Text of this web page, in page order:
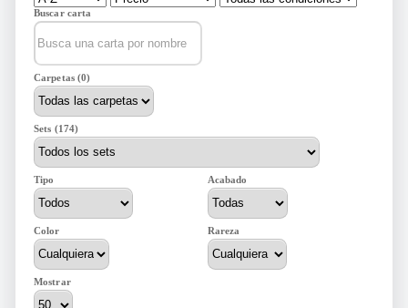
Buscar carta
Carpetas (0)
Sets (174)
Tipo Acabado
Color Rareza
Mostrar